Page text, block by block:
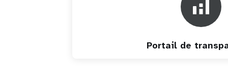
Portail de